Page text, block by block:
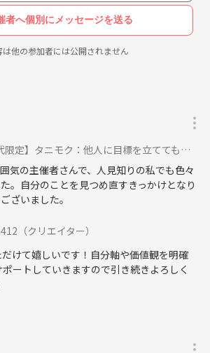
者へ個別にメッセージを送る
他の参加者には公開されません
】タニモク：他人に目標を立ててもらうワークショップ#自己理解 #Z世代に参加
気の主催者さんで、人見知りの私でも色々
。自分のことを見つめ直すきっかけとなり
ざいました。
（クリエイター）
けて嬉しいです！自分軸や価値観を明確
ートしていきますので引き続きよろしく